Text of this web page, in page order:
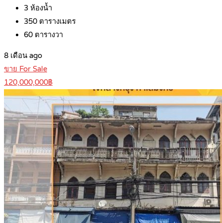
3 ห้องน้ำ
350 ตารางเมตร
60 ตารางวา
8 เดือน ago
ขาย For Sale
120,000,000฿